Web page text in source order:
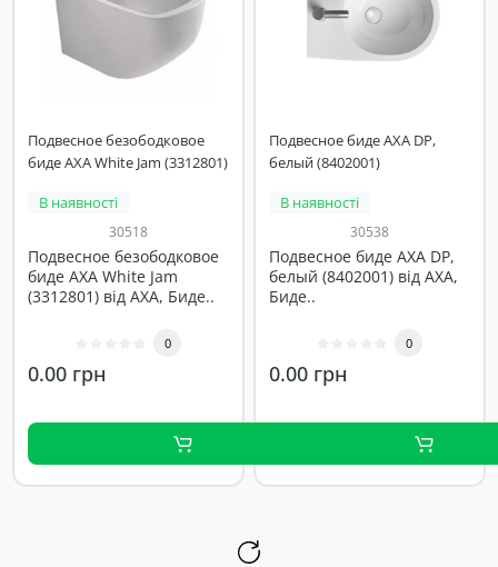
Подвесное безободковое
биде AXA White Jam (3312801)
В наявності
30518
Подвесное безободковое
биде AXA White Jam
(3312801) від AXA, Биде..
0
0.00 грн
Подвесное биде AXA DP,
белый (8402001)
В наявності
30538
Подвесное биде AXA DP,
белый (8402001) від AXA,
Биде..
0
0.00 грн